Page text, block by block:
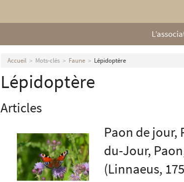
Nos
Nous
Accueil Mots-clés Faune Lépidoptère
Lépidoptère
Articles
Paon de jour,
du-Jour,
(Linnaeus,